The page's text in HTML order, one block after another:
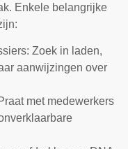
Enkele belangrijke
Zoek in laden,
aanwijzingen over
met medewerkers